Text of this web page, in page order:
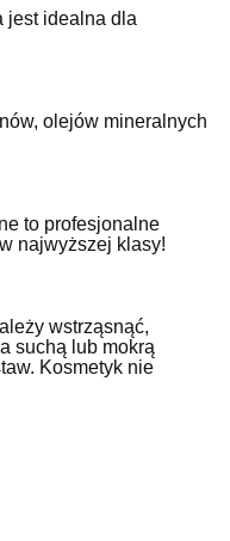
jest idealna dla
olejów mineralnych
to profesjonalne
najwyższej klasy!
wstrząsnąć,
suchą lub mokrą
Kosmetyk nie